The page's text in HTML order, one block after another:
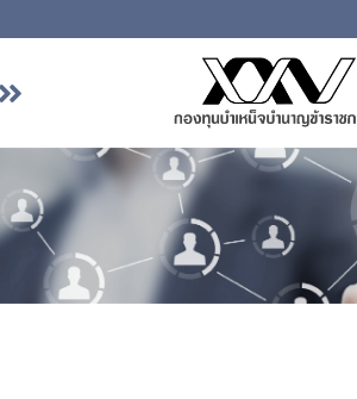
เกี่ยวกับ กบข.
บริการสมาชิก
ลงทุน